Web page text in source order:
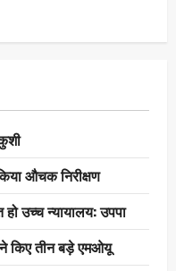
औचक निरीक्षण
उच्च न्यायालय: उपपा
ने किए तीन बड़े एमओयू